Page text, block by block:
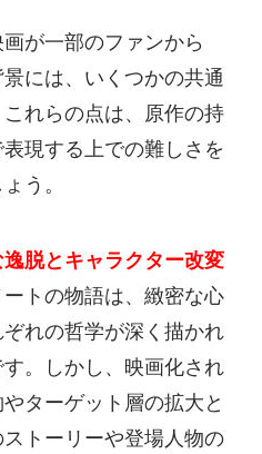
が一部のファンから
景には、いくつかの共通
れらの点は、原作の持
現する上での難しさを
う。
脱とキャラクター改変
トの物語は、緻密な心
れの哲学が深く描かれ
。しかし、映画化され
ターゲット層の拡大と
トーリーや登場人物の